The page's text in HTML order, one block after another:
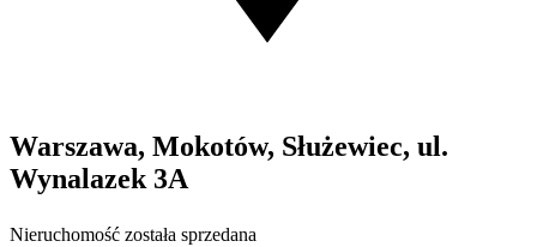
Warszawa, Mokotów, Służewiec, ul.
Wynalazek 3A
Nieruchomość została sprzedana